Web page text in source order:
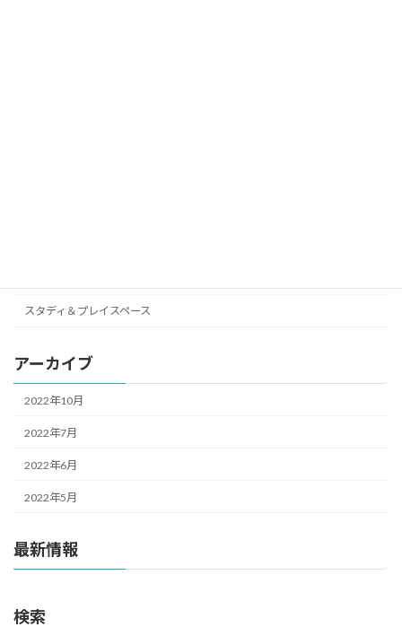
スタディ＆プレイスペース
アーカイブ
2022年10月
2022年7月
2022年6月
2022年5月
最新情報
検索